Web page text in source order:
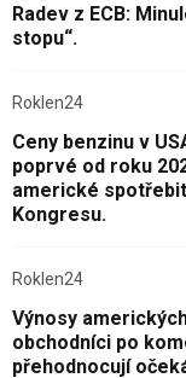
Radev z ECB:
stopu“.
Roklen24
Ceny benzinu v
poprvé od roku
americké
Kongresu.
Roklen24
Výnosy
obchodníci po
přehodnocují